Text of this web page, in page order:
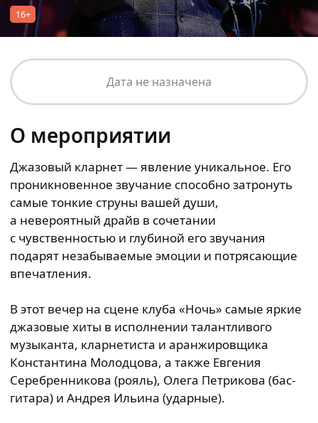
16+
Дата не назначена
О мероприятии
Джазовый кларнет — явление уникальное. Его
проникновенное звучание способно затронуть
самые тонкие струны вашей души,
а невероятный драйв в сочетании
с чувственностью и глубиной его звучания
подарят незабываемые эмоции и потрясающие
впечатления.
В этот вечер на сцене клуба «Ночь» самые яркие
джазовые хиты в исполнении талантливого
музыканта, кларнетиста и аранжировщика
Константина Молодцова, а также Евгения
Серебренникова (рояль), Олега Петрикова (бас-
гитара) и Андрея Ильина (ударные).